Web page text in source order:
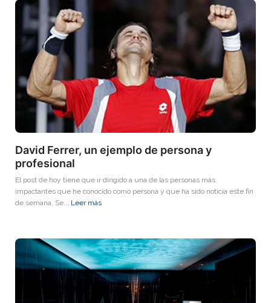
David Ferrer, un ejemplo de persona y
profesional
El post de hoy tiene que ir dirigido a una de las personas más
impactantes que he conocido como persona y que ha sido noticia este fin
de semana. Se... Leer más